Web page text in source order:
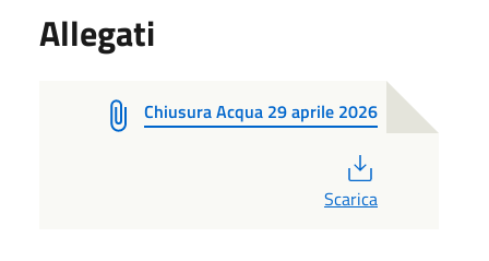
Allegati
Chiusura Acqua 29 aprile 2026
Scarica